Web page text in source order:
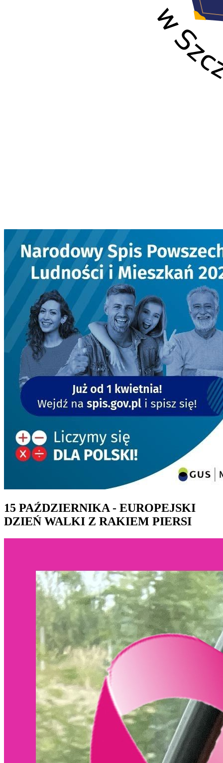
15 PAŹDZIERNIKA - EUROPEJSKI
DZIEŃ WALKI Z RAKIEM PIERSI